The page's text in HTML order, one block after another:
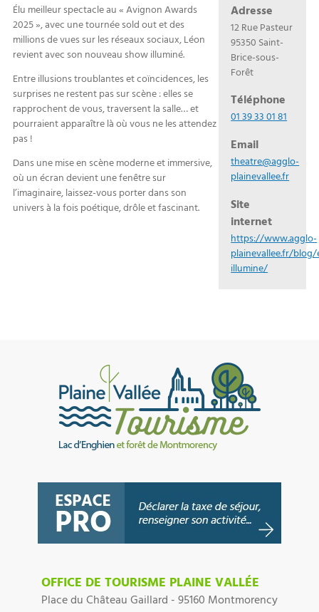
Élu meilleur spectacle au « Avignon Awards
2025 », avec une tournée sold out et des
millions de vues sur les réseaux sociaux, Léon
revient avec son nouveau show illuminé.
Entre illusions troublantes et coïncidences, les
surprises ne restent pas sur scène : elles se
rapprochent de vous, traversent la salle… et
pourraient apparaître là où vous ne les attendez
pas !
Dans une mise en scène moderne et immersive,
où un écran devient une fenêtre sur
l’imaginaire, laissez-vous porter dans son
univers à la fois poétique, drôle et fascinant.
Adresse
12 Rue Pasteur
95350 Saint-
Brice-sous-
Forêt
Téléphone
01 39 33 01 81
Email
theatre@agglo-
plainevallee.fr
Site
internet
https://www.agglo-
plainevallee.fr/
illumine/
OFFICE DE TOURISME PLAINE VALLÉE
Place du Château Gaillard - 95160 Montmorency